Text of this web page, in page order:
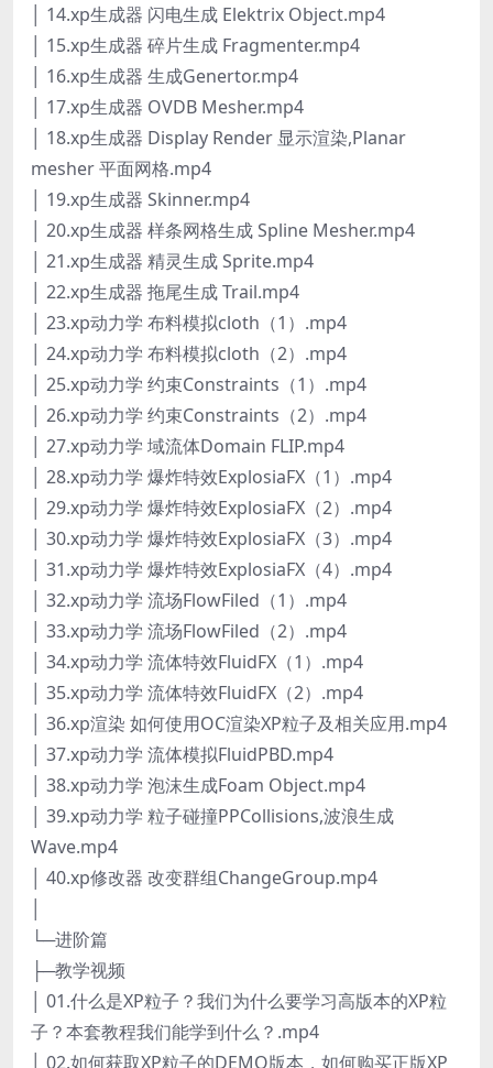
│ 14.xp生成器 闪电生成 Elektrix Object.mp4
│ 15.xp生成器 碎片生成 Fragmenter.mp4
│ 16.xp生成器 生成Genertor.mp4
│ 17.xp生成器 OVDB Mesher.mp4
│ 18.xp生成器 Display Render 显示渲染,Planar
mesher 平面网格.mp4
│ 19.xp生成器 Skinner.mp4
│ 20.xp生成器 样条网格生成 Spline Mesher.mp4
│ 21.xp生成器 精灵生成 Sprite.mp4
│ 22.xp生成器 拖尾生成 Trail.mp4
│ 23.xp动力学 布料模拟cloth（1）.mp4
│ 24.xp动力学 布料模拟cloth（2）.mp4
│ 25.xp动力学 约束Constraints（1）.mp4
│ 26.xp动力学 约束Constraints（2）.mp4
│ 27.xp动力学 域流体Domain FLIP.mp4
│ 28.xp动力学 爆炸特效ExplosiaFX（1）.mp4
│ 29.xp动力学 爆炸特效ExplosiaFX（2）.mp4
│ 30.xp动力学 爆炸特效ExplosiaFX（3）.mp4
│ 31.xp动力学 爆炸特效ExplosiaFX（4）.mp4
│ 32.xp动力学 流场FlowFiled（1）.mp4
│ 33.xp动力学 流场FlowFiled（2）.mp4
│ 34.xp动力学 流体特效FluidFX（1）.mp4
│ 35.xp动力学 流体特效FluidFX（2）.mp4
│ 36.xp渲染 如何使用OC渲染XP粒子及相关应用.mp4
│ 37.xp动力学 流体模拟FluidPBD.mp4
│ 38.xp动力学 泡沫生成Foam Object.mp4
│ 39.xp动力学 粒子碰撞PPCollisions,波浪生成
Wave.mp4
│ 40.xp修改器 改变群组ChangeGroup.mp4
└─进阶篇
├─教学视频
│ 01.什么是XP粒子？我们为什么要学习高版本的XP粒
子？本套教程我们能学到什么？.mp4
│ 02.如何获取XP粒子的DEMO版本，如何购买正版XP